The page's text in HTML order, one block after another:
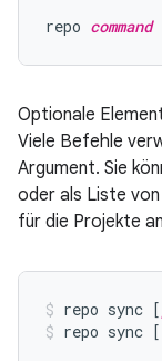
repo
Optionale
Viele Befehle
Argument. Sie
oder als Liste
für die Projekte
repo sync [
repo sync [